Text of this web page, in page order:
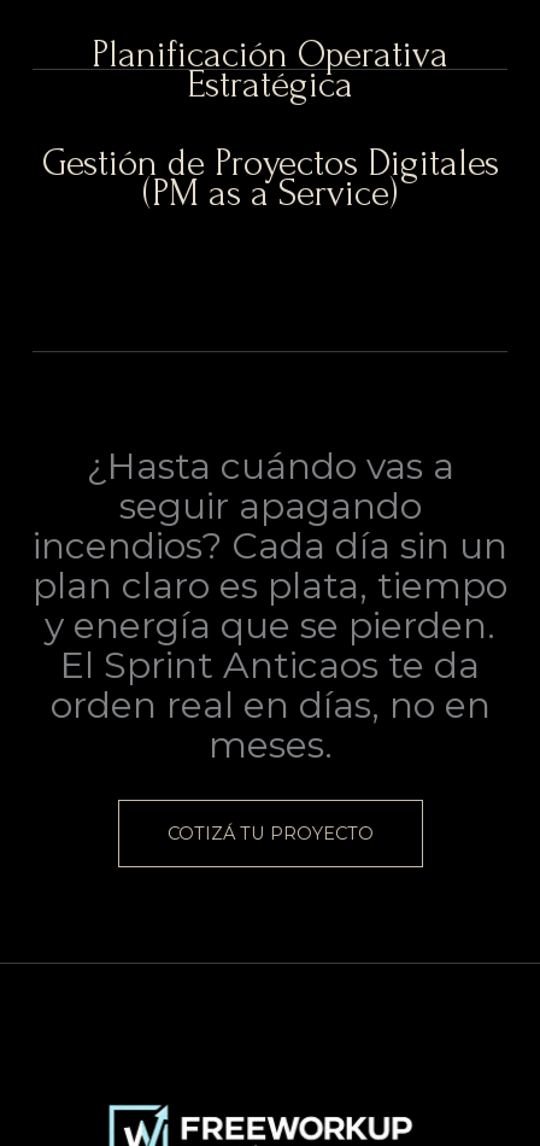
Planificación Operativa
Estratégica
Gestión de Proyectos Digitales
(PM as a Service)
¿Hasta cuándo vas a
seguir apagando
incendios? Cada día sin un
plan claro es plata, tiempo
y energía que se pierden.
El Sprint Anticaos te da
orden real en días, no en
meses.
COTIZÁ TU PROYECTO